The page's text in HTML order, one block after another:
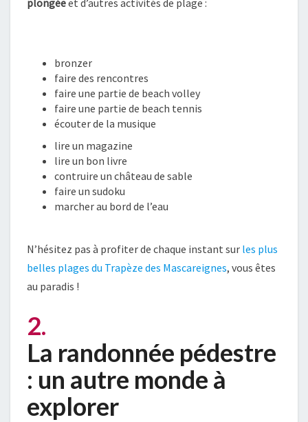
plongéeet d’autres activités de plage :
bronzer
faire des rencontres
faire une partie de beach volley
faire une partie de beach tennis
écouter de la musique
lire un magazine
lire un bon livre
contruire un château de sable
faire un sudoku
marcher au bord de l’eau
N’hésitez pas à profiter de chaque instant sur les plus
belles plages du Trapèze des Mascareignes, vous êtes
au paradis !
2.
La randonnée pédestre
: un autre monde à
explorer